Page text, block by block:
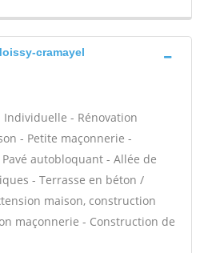
cramayel
- Rénovation
- Petite maçonnerie -
autobloquant - Allée de
- Terrasse en béton /
maison, construction
maçonnerie - Construction de